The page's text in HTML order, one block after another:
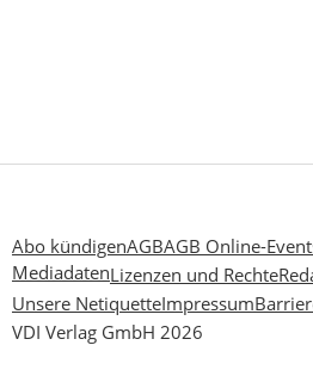
Abo kündigenAGBAGB Online-
MediadatenLizenzen und Rechte
Unsere NetiquetteImpressum
VDI Verlag GmbH 2026